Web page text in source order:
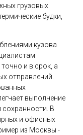
грузовых
будки,
кузова
и в срок, а
отправлений.
выполнение
сохранности. В
и офисных
из Москвы -